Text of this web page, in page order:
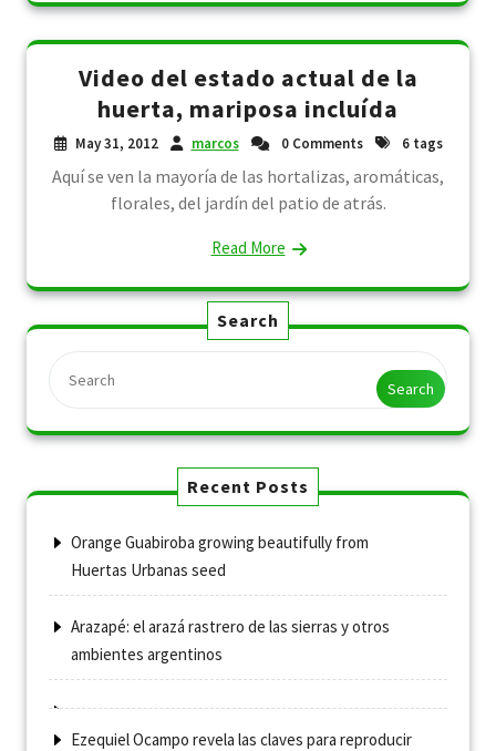
Video del estado actual de la
huerta, mariposa incluída
May 31, 2012 marcos 0 Comments 6 tags
Aquí se ven la mayoría de las hortalizas, aromáticas,
florales, del jardín del patio de atrás.
Read More
Search
Search
Recent Posts
Orange Guabiroba growing beautifully from
Huertas Urbanas seed
Arazapé: el arazá rastrero de las sierras y otros
ambientes argentinos
Ezequiel Ocampo revela las claves para reproducir